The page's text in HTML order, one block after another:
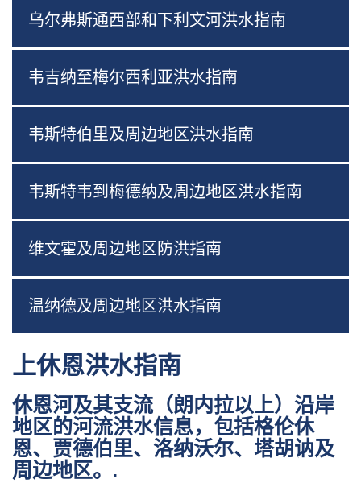
乌尔弗斯通西部和下利文河洪水指南
韦吉纳至梅尔西利亚洪水指南
韦斯特伯里及周边地区洪水指南
韦斯特韦到梅德纳及周边地区洪水指南
维文霍及周边地区防洪指南
温纳德及周边地区洪水指南
上休恩洪水指南
休恩河及其支流（朗内拉以上）沿岸
地区的河流洪水信息，包括格伦休
恩、贾德伯里、洛纳沃尔、塔胡讷及
周边地区。.